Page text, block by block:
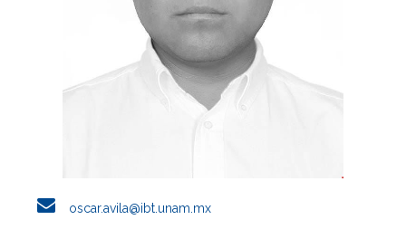
oscar.avila@ibt.unam.mx